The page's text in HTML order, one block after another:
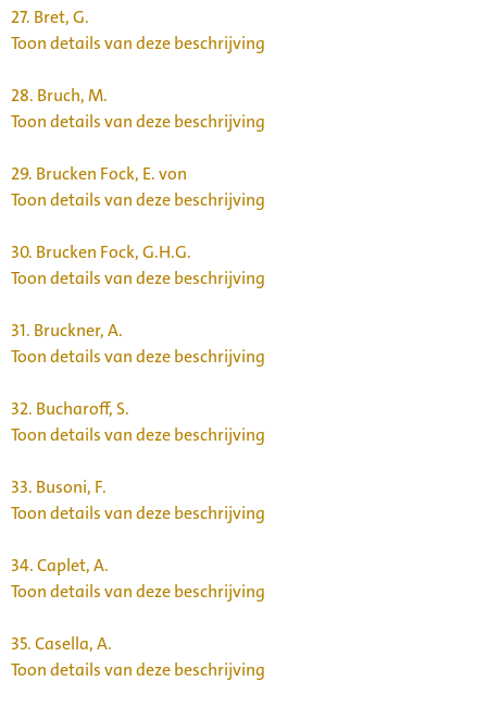
27. Bret, G.
Toon details van deze beschrijving
28. Bruch, M.
Toon details van deze beschrijving
29. Brucken Fock, E. von
Toon details van deze beschrijving
30. Brucken Fock, G.H.G.
Toon details van deze beschrijving
31. Bruckner, A.
Toon details van deze beschrijving
32. Bucharoff, S.
Toon details van deze beschrijving
33. Busoni, F.
Toon details van deze beschrijving
34.Caplet, A.
Toon details van deze beschrijving
35.Casella, A.
Toon details van deze beschrijving